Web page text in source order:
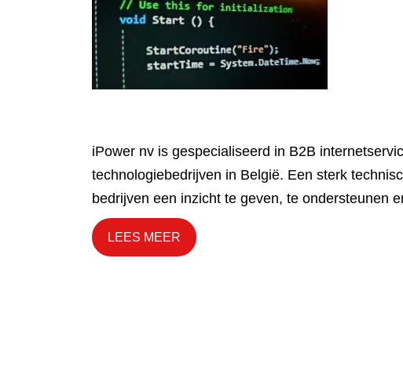
iPower nv is gespecialiseerd in B2B
technologiebedrijven in België. Een sterk
bedrijven een inzicht te geven, te ondersteunen
LEES MEER